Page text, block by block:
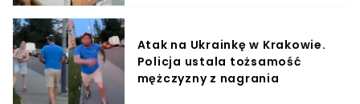
Atak na Ukrainkę w Krakowie.
Policja ustala tożsamość
mężczyzny z nagrania